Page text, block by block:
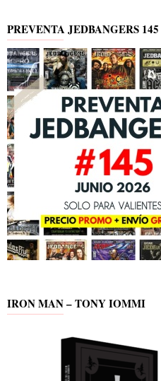
PREVENTA JEDBANGERS 145
IRON MAN – TONY IOMMI